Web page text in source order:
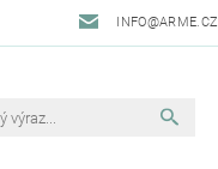
INFO@ARME.CZ